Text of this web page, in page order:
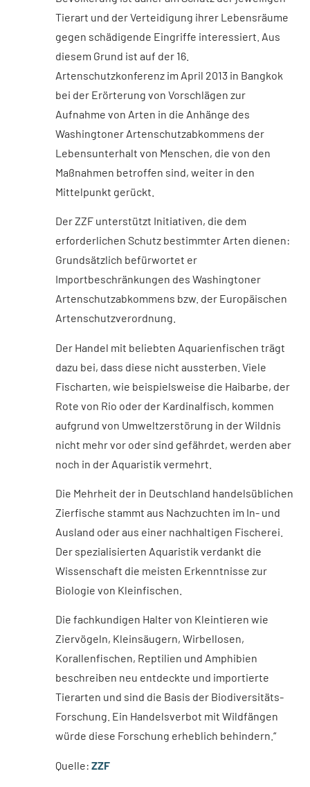
Tierart und der Verteidigung ihrer Lebensräume
gegen schädigende Eingriffe interessiert. Aus
diesem Grund ist auf der 16.
Artenschutzkonferenz im April 2013 in Bangkok
bei der Erörterung von Vorschlägen zur
Aufnahme von Arten in die Anhänge des
Washingtoner Artenschutzabkommens der
Lebensunterhalt von Menschen, die von den
Maßnahmen betroffen sind, weiter in den
Mittelpunkt gerückt.
Der ZZF unterstützt Initiativen, die dem
erforderlichen Schutz bestimmter Arten dienen:
Grundsätzlich befürwortet er
Importbeschränkungen des Washingtoner
Artenschutzabkommens bzw. der Europäischen
Artenschutzverordnung.
Der Handel mit beliebten Aquarienfischen trägt
dazu bei, dass diese nicht aussterben. Viele
Fischarten, wie beispielsweise die Haibarbe, der
Rote von Rio oder der Kardinalfisch, kommen
aufgrund von Umweltzerstörung in der Wildnis
nicht mehr vor oder sind gefährdet, werden aber
noch in der Aquaristik vermehrt.
Die Mehrheit der in Deutschland handelsüblichen
Zierfische stammt aus Nachzuchten im In- und
Ausland oder aus einer nachhaltigen Fischerei.
Der spezialisierten Aquaristik verdankt die
Wissenschaft die meisten Erkenntnisse zur
Biologie von Kleinfischen.
Die fachkundigen Halter von Kleintieren wie
Ziervögeln, Kleinsäugern, Wirbellosen,
Korallenfischen, Reptilien und Amphibien
beschreiben neu entdeckte und importierte
Tierarten und sind die Basis der Biodiversitäts-
Forschung. Ein Handelsverbot mit Wildfängen
würde diese Forschung erheblich behindern.“
Quelle: ZZF